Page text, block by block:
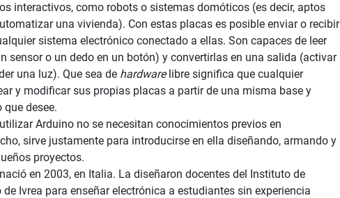
interactivos, como robots o sistemas domóticos (es decir, aptos
una vivienda). Con estas placas es posible enviar o recibir
sistema electrónico conectado a ellas. Son capaces de leer
sensor o un dedo en un botón) y convertirlas en una salida (activar
una luz). Que sea de hardwarelibre significa que cualquier
y modificar sus propias placas a partir de una misma base y
que desee.
Arduino no se necesitan conocimientos previos en
sirve justamente para introducirse en ella diseñando, armando y
proyectos.
en 2003, en Italia. La diseñaron docentes del Instituto de
Ivrea para enseñar electrónica a estudiantes sin experiencia